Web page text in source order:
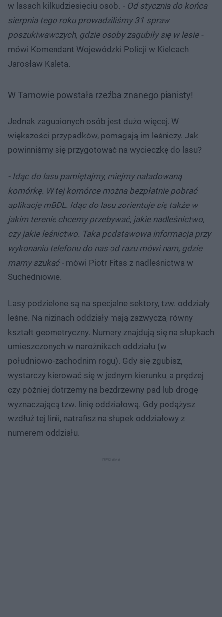
w lasach kilkudziesięciu osób. - Od stycznia do końca
sierpnia tego roku prowadziliśmy 31 spraw
poszukiwawczych, gdzie osoby zagubiły się w lesie -
mówi Komendant Wojewódzki Policji w Kielcach
Jarosław Kaleta.
W Tarnowie powstała rzeźba znanego pianisty!
Jednak zagubionych osób jest dużo więcej. W
większości przypadków, pomagają im leśniczy. Jak
powinniśmy się przygotować na wycieczkę do lasu?
- Idąc do lasu pamiętajmy, miejmy naładowaną
komórkę. W tej komórce można bezpłatnie pobrać
aplikację mBDL. Idąc do lasu zorientuje się także w
jakim terenie chcemy przebywać, jakie nadleśnictwo,
czy jakie leśnictwo. Taka podstawowa informacja przy
wykonaniu telefonu do nas od razu mówi nam, gdzie
mamy szukać -mówi Piotr Fitas z nadleśnictwa w
Suchedniowie.
Lasy podzielone są na specjalne sektory, tzw. oddziały
leśne. Na nizinach oddziały mają zazwyczaj równy
kształt geometryczny. Numery znajdują się na słupkach
umieszczonych w narożnikach oddziału (w
południowo-zachodnim rogu). Gdy się zgubisz,
wystarczy kierować się w jednym kierunku, a prędzej
czy później dotrzemy na bezdrzewny pad lub drogę
wyznaczającą tzw. linię oddziałową. Gdy podążysz
wzdłuż tej linii, natrafisz na słupek oddziałowy z
numerem oddziału.